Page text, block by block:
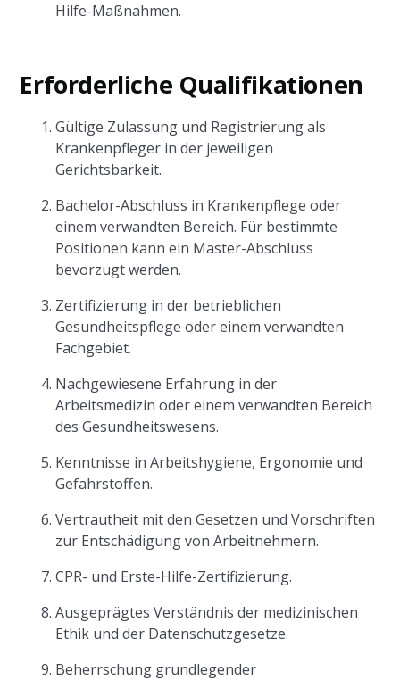
Hilfe-Maßnahmen.
Erforderliche Qualifikationen
Gültige Zulassung und Registrierung als
Krankenpfleger in der jeweiligen
Gerichtsbarkeit.
Bachelor-Abschluss in Krankenpflege oder
einem verwandten Bereich. Für bestimmte
Positionen kann ein Master-Abschluss
bevorzugt werden.
Zertifizierung in der betrieblichen
Gesundheitspflege oder einem verwandten
Fachgebiet.
Nachgewiesene Erfahrung in der
Arbeitsmedizin oder einem verwandten Bereich
des Gesundheitswesens.
Kenntnisse in Arbeitshygiene, Ergonomie und
Gefahrstoffen.
Vertrautheit mit den Gesetzen und Vorschriften
zur Entschädigung von Arbeitnehmern.
CPR- und Erste-Hilfe-Zertifizierung.
Ausgeprägtes Verständnis der medizinischen
Ethik und der Datenschutzgesetze.
Beherrschung grundlegender